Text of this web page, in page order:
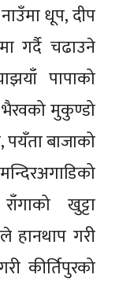
धूप, दीप
गर्दै चढाउने
पापाको
भैरवको मुकुण्डो
पयँता बाजाको
खुट्टा
हानथाप गरी
कीर्तिपुरको